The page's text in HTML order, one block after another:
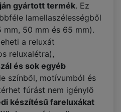
gyártott termék. Ez
lamellaszélességből
50 mm és 65 mm).
a reluxát
reluxalétra),
és sok egyéb
színből, motívumból és
fúrást nem igénylő
készítésű fareluxákat